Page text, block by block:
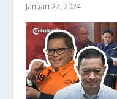
Januari 27, 2024